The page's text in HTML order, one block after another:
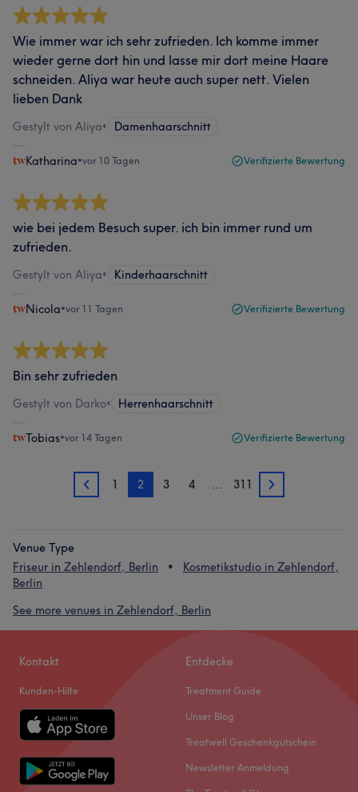
Wie immer war ich sehr zufrieden. Ich komme immer
wieder gerne dort hin und lasse mir dort meine Haare
schneiden. Aliya war heute auch super nett. Vielen
lieben Dank
Gestylt von Aliya• Damenhaarschnitt
Katharina•vor 10 Tagen Verifizierte Bewertung
wie bei jedem Besuch super. ich bin immer rund um
zufrieden.
Gestylt von Aliya• Kinderhaarschnitt
Nicola•vor 11 Tagen Verifizierte Bewertung
Bin sehr zufrieden
Gestylt von Darko• Herrenhaarschnitt
Tobias•vor 14 Tagen Verifizierte Bewertung
1 1 2 3 4 … 311 3
Venue Type
Friseur in Zehlendorf, Berlin
Kosmetikstudio in Zehlendorf,
Berlin
See more venues in Zehlendorf, Berlin
Kontakt
Kunden-Hilfe
Entdecke
Treatment Guide
Unser Blog
Treatwell Geschenkgutschein
Newsletter Anmeldung